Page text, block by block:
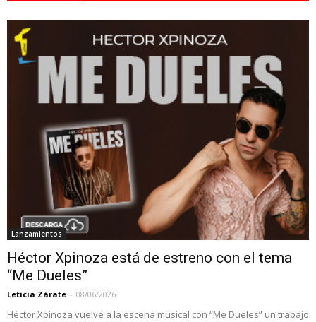
Lanzamientos
Héctor Xpinoza está de estreno con el tema
“Me Dueles”
Leticia Zárate - 08/06/2026
Héctor Xpinoza vuelve a la escena musical con “Me Dueles” un trabajo